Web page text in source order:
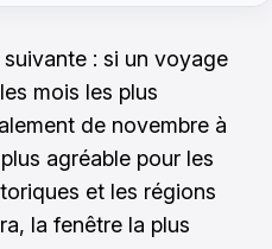
: si un voyage
mois les plus
de novembre à
agréable pour les
et les régions
la fenêtre la plus